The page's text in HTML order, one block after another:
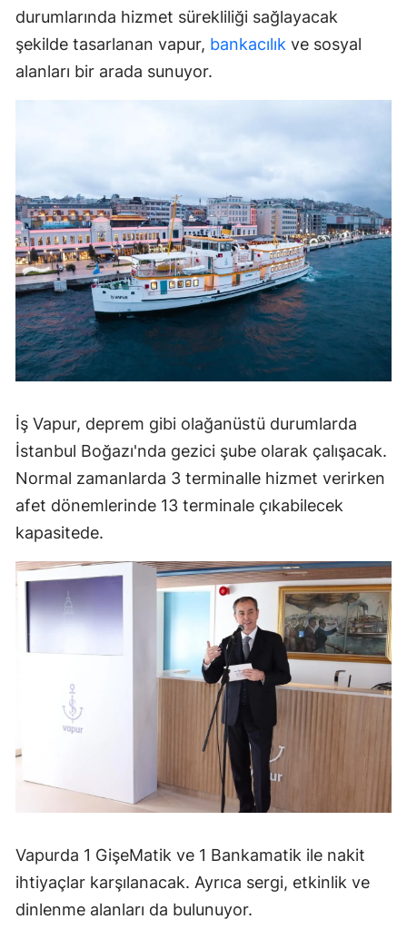
durumlarında hizmet sürekliliği sağlayacak
şekilde tasarlanan vapur, bankacılık ve sosyal
alanları bir arada sunuyor.
İş Vapur, deprem gibi olağanüstü durumlarda
İstanbul Boğazı'nda gezici şube olarak çalışacak.
Normal zamanlarda 3 terminalle hizmet verirken
afet dönemlerinde 13 terminale çıkabilecek
kapasitede.
Vapurda 1 GişeMatik ve 1 Bankamatik ile nakit
ihtiyaçlar karşılanacak. Ayrıca sergi, etkinlik ve
dinlenme alanları da bulunuyor.